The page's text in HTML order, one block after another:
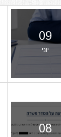
09
יוני
08